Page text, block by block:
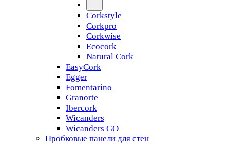
Corkstyle
Corkpro
Corkwise
Ecocork
Natural Cork
EasyCork
Egger
Fomentarino
Granorte
Ibercork
Wicanders
Wicanders GO
Пробковые панели для стен